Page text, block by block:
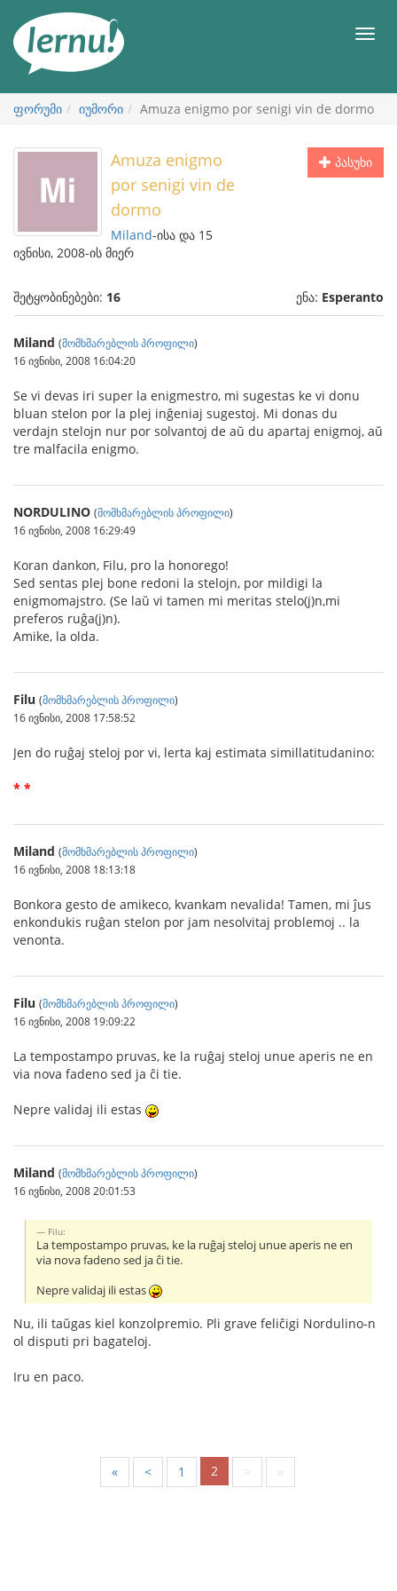
ნახვა
მენიუ
ფორუმი იუმორი Amuza enigmo por senigi vin de dormo
პასუხი
Amuza enigmo
por senigi vin de
dormo
Miland-ისა და 15
ივნისი, 2008-ის მიერ
შეტყობინებები: 16 ენა: Esperanto
Miland (მომხმარებლის პროფილი)
16 ივნისი, 2008 16:04:20
Se vi devas iri super la enigmestro, mi sugestas ke vi donu
bluan stelon por la plej inĝeniaj sugestoj. Mi donas du
verdajn stelojn nur por solvantoj de aŭ du apartaj enigmoj, aŭ
tre malfacila enigmo.
NORDULINO (მომხმარებლის პროფილი)
16 ივნისი, 2008 16:29:49
Koran dankon, Filu, pro la honorego!
Sed sentas plej bone redoni la stelojn, por mildigi la
enigmomajstro. (Se laŭ vi tamen mi meritas stelo(j)n,mi
preferos ruĝa(j)n).
Amike, la olda.
Filu (მომხმარებლის პროფილი)
16 ივნისი, 2008 17:58:52
Jen do ruĝaj steloj por vi, lerta kaj estimata simillatitudanino:
* *
Miland (მომხმარებლის პროფილი)
16 ივნისი, 2008 18:13:18
Bonkora gesto de amikeco, kvankam nevalida! Tamen, mi ĵus
enkondukis ruĝan stelon por jam nesolvitaj problemoj .. la
venonta.
Filu (მომხმარებლის პროფილი)
16 ივნისი, 2008 19:09:22
La tempostampo pruvas, ke la ruĝaj steloj unue aperis ne en
via nova fadeno sed ja ĉi tie.
Nepre validaj ili estas
Miland (მომხმარებლის პროფილი)
16 ივნისი, 2008 20:01:53
Filu:
La tempostampo pruvas, ke la ruĝaj steloj unue aperis ne en
via nova fadeno sed ja ĉi tie.
Nepre validaj ili estas
Nu, ili taŭgas kiel konzolpremio. Pli grave feliĉigi Nordulino-n
ol disputi pri bagateloj.
Iru en paco.
« < 1 2 > »